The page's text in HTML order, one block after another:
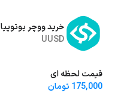
خرید ووچر یوتوپیا
UUSD
قیمت لحظه ای
175,000 تومان